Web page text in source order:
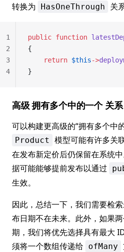
转换为
HasOneThrough 关
public function
{
    return
$this->
}
1
2
3
4
高级 拥有多个中的一个 关系
可以构建更高级的“拥有多个中
Product 模型可能有许多关
在发布新定价后仍保留在系统
据可能能够提前发布以通过
生效。
因此，总结一下，我们需要检
布日期不在未来。此外，如果
期，我们将优先选择具有最大
须将一个数组传递给 ofMany